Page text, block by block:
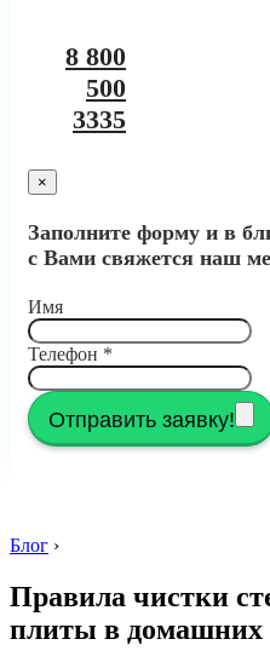
8 800
500
3335
×
Заполните форму и в
с Вами свяжется наш
Имя
Телефон *
Отправить заявку!
Блог ›
Правила чистки
плиты в домашних